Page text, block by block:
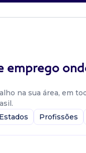
emprego
na sua área, em
Estados Profissões